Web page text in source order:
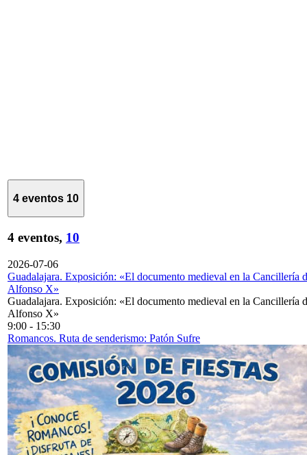
4 eventos 10
4 eventos, 10
2026-07-06
Guadalajara. Exposición: «El documento medieval en la Cancillería
Alfonso X»
Guadalajara. Exposición: «El documento medieval en la Cancillería
Alfonso X»
9:00 - 15:30
Romancos. Ruta de senderismo: Patón Sufre